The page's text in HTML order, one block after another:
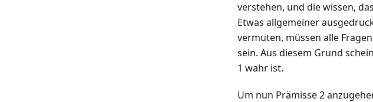
verstehen, und die wissen,
Etwas allgemeiner
vermuten, müssen alle
sein. Aus diesem Grund
1 wahr ist.
Um nun Prämisse 2